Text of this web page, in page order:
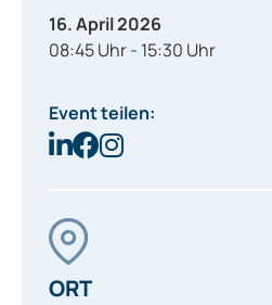
16. April 2026
08:45 Uhr - 15:30 Uhr
Event teilen:
ORT